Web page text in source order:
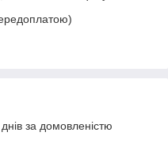
за домовленістю